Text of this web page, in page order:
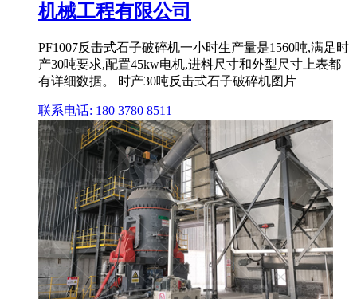
机械工程有限公司
PF1007反击式石子破碎机一小时生产量是1560吨,满足时
产30吨要求,配置45kw电机,进料尺寸和外型尺寸上表都
有详细数据。 时产30吨反击式石子破碎机图片
联系电话: 180 3780 8511